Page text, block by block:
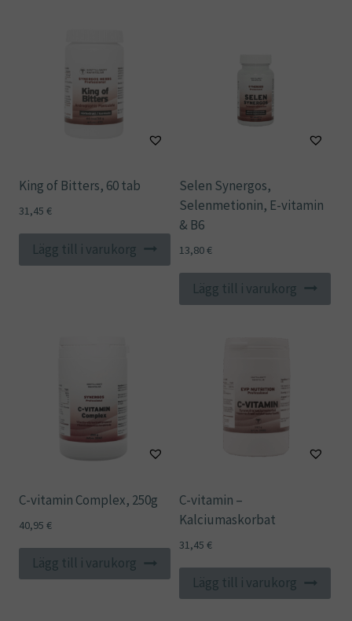
King of Bitters, 60 tab
31,45 €
Lägg till i varukorg
Selen Synergos,
Selenmetionin, E-vitamin
& B6
13,80€
Lägg till i varukorg
C-vitamin Complex, 250g
40,95 €
Lägg till i varukorg
C-vitamin –
Kalciumaskorbat
31,45 €
Lägg till i varukorg